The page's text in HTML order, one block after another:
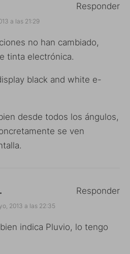
a las 21:29
no han cambiado,
tinta electrónica.
black and white e-
desde todos los ángulos,
se ven
Responder
2013 a las 22:35
indica Pluvio, lo tengo
Responder